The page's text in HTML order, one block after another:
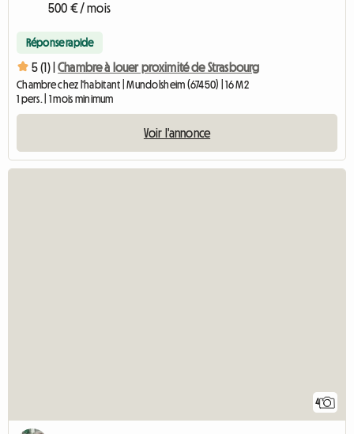
500 € / mois
Réponse rapide
5 (1) | Chambre à louer proximité de Strasbourg
Chambre chez l'habitant | Mundolsheim (67450) | 16 M2
1 pers. | 1 mois minimum
Voir l'annonce
4